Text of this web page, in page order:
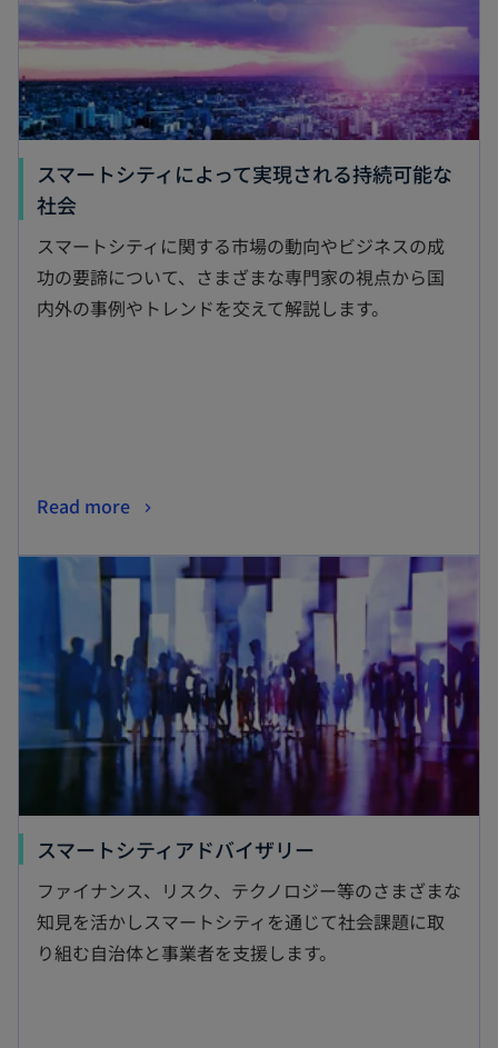
開
く
スマートシティによって実現される持続可能な
社会
い
タ
スマートシティに関する市場の動向やビジネスの成
功の要諦について、さまざまな専門家の視点から国
内外の事例やトレンドを交えて解説します。
Read more
で
開
く
スマートシティアドバイザリー
し
い
タ
ファイナンス、リスク、テクノロジー等のさまざまな
知見を活かしスマートシティを通じて社会課題に取
り組む自治体と事業者を支援します。
新しいタブで開く